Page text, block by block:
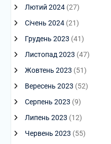
Лютий 2024(27)
Січень 2024(21)
Грудень 2023 (41)
Листопад 2023 (47)
Жовтень 2023 (51)
Вересень 2023 (52)
Серпень 2023 (9)
Липень 2023 (12)
Червень 2023 (55)